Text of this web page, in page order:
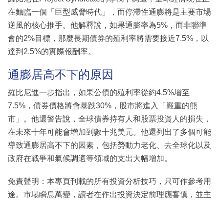
在麵臨一個「巨型威脅時代」，而停滯性通膨將是主要市場
逆風的核心推手。他解釋說，如果通膨率為5%，而非聯準
會的2%目標，那麼長期債券的殖利率將需要接近7.5%，以
達到2.5%的實際報酬率。
通膨居高不下的原因
羅比尼進一步指出，如果公債的殖利率從約4.5%增至
7.5%，債券價格將會暴跌30%，股市將進入「嚴重的熊
市」。他還警告說，全球債券持有人和股票投資人的損失，
在未來十年可能會增加到數十兆美元。他還列出了多個可能
導致通膨居高不下的因素，包括勞動力老化、去全球化以及
政府在戰爭和氣候調適等領域的支出大幅增加。
免責聲明：本專頁刊載的所有投資分析技巧，只可作參考用
途。市場瞬息萬變，讀者在作出投資決定前理應審慎，並主